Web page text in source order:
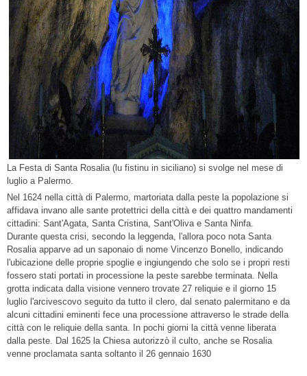
La Festa di Santa Rosalia (lu fistinu in siciliano) si svolge nel mese di
luglio a Palermo.
Nel 1624 nella città di Palermo, martoriata dalla peste la popolazione si
affidava invano alle sante protettrici della città e dei quattro mandamenti
cittadini: Sant'Agata, Santa Cristina, Sant'Oliva e Santa Ninfa.
Durante questa crisi, secondo la leggenda, l'allora poco nota Santa
Rosalia apparve ad un saponaio di nome Vincenzo Bonello, indicando
l'ubicazione delle proprie spoglie e ingiungendo che solo se i propri resti
fossero stati portati in processione la peste sarebbe terminata. Nella
grotta indicata dalla visione vennero trovate 27 reliquie e il giorno 15
luglio l'arcivescovo seguito da tutto il clero, dal senato palermitano e da
alcuni cittadini eminenti fece una processione attraverso le strade della
città con le reliquie della santa. In pochi giorni la città venne liberata
dalla peste. Dal 1625 la Chiesa autorizzò il culto, anche se Rosalia
venne proclamata santa soltanto il 26 gennaio 1630